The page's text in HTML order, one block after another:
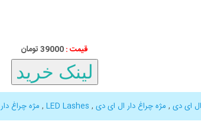
قیمت :39000 تومان
ای دی , مژه چراغ دار ال ای دی ,
LED Lashes
, مژه چراغ دار